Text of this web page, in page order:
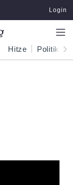
Login
Hitze Politik